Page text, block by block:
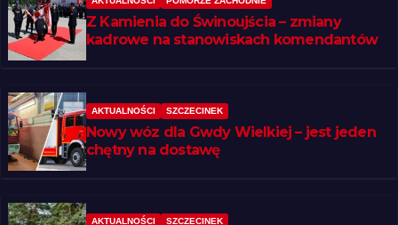
Z Kamienia do Świnoujścia – zmiany
kadrowe na stanowiskach komendantów
AKTUALNOŚCI SZCZECINEK
Nowy wóz dla Gwdy Wielkiej – jest jeden
chętny na dostawę
AKTUALNOŚCI SZCZECINEK